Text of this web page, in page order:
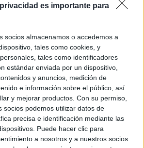
es importante para
socios almacenamos o accedemos a
tales como cookies, y
tales como identificadores
estándar enviada por un dispositivo,
y anuncios, medición de
e información sobre el público, así
y mejorar productos. Con su permiso,
socios podemos utilizar datos de
precisa e identificación mediante las
Puede hacer clic para
a nosotros y a nuestros socios